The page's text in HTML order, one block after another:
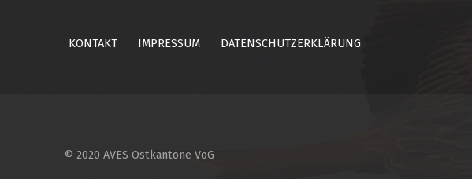
KONTAKT IMPRESSUM DATENSCHUTZERKLÄRUNG
© 2020 AVES Ostkantone VoG